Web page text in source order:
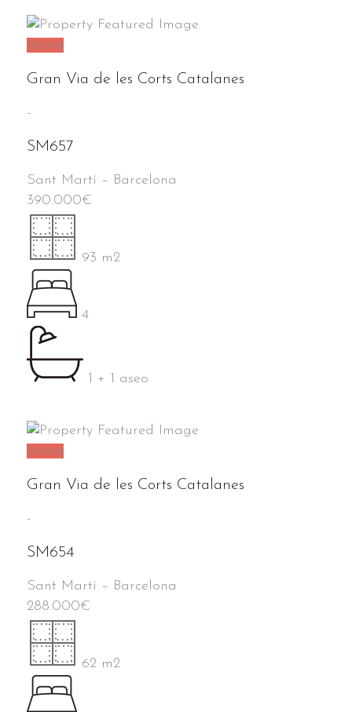
Venta
Gran Via de les Corts Catalanes
-
SM657
Sant Martí – Barcelona
390.000€
93 m2
4
1 + 1 aseo
Venta
Gran Via de les Corts Catalanes
-
SM654
Sant Martí – Barcelona
288.000€
62 m2